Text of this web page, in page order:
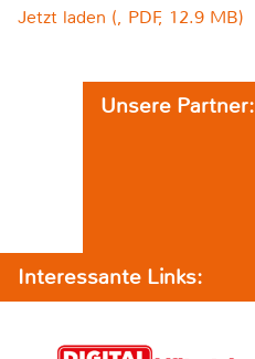
Jetzt laden (, PDF, 12.9 MB)
Unsere Partner:
Interessante Links: